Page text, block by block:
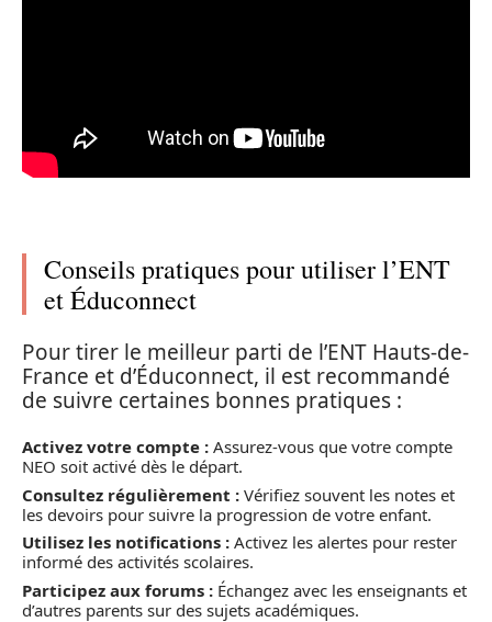
Conseils pratiques pour utiliser l’ENT
et Éduconnect
Pour tirer le meilleur parti de l’ENT Hauts-de-
France et d’Éduconnect, il est recommandé
de suivre certaines bonnes pratiques :
Activez votre compte : Assurez-vous que votre compte
NEO soit activé dès le départ.
Consultez régulièrement : Vérifiez souvent les notes et
les devoirs pour suivre la progression de votre enfant.
Utilisez les notifications : Activez les alertes pour rester
informé des activités scolaires.
Participez aux forums : Échangez avec les enseignants et
d’autres parents sur des sujets académiques.